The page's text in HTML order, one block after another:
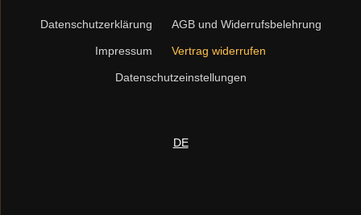
Navigation
Datenschutzerklärung AGB und Widerrufsbelehrung
Impressum Vertrag widerrufen
Datenschutzeinstellungen
DE